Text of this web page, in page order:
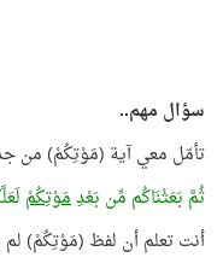
سؤال مهم..
تأمّل معي آية (مَوْتِكُمْ) من
ثُمَّ بَعَثْنَاكُم مِّن بَعْدِمَوْتِكُمْ
أنت تعلم أن لفظ (مَوْتِكُمْ) لم